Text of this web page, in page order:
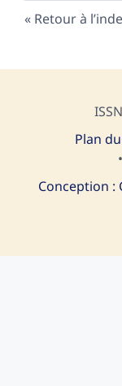
Retour à
Plan
Conception :